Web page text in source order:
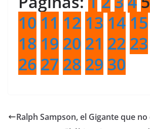
10 11 12 13 14 15
18 19 20 21 22 23
26 27 28 29 30
Ralph Sampson, el Gigante que